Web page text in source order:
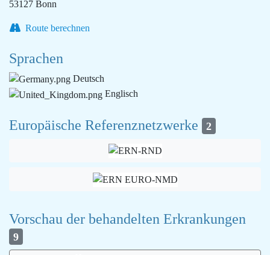
53127 Bonn
Route berechnen
Sprachen
Deutsch
Englisch
Europäische Referenznetzwerke 2
Vorschau der behandelten Erkrankungen
9